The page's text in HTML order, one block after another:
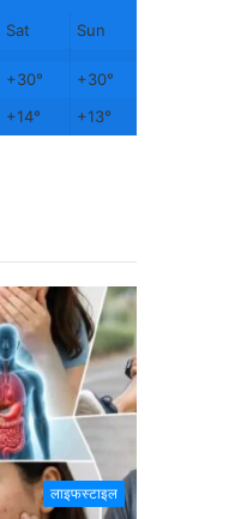
Sat Sun
+30° +30°
+14° +13°
लाइफस्टाइल